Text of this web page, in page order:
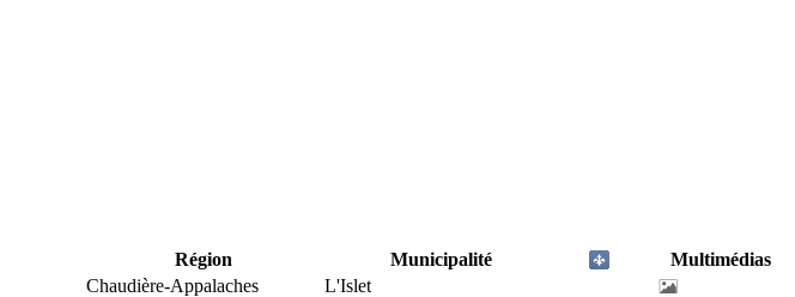
Région Municipalité
Multimédias
Chaudière-Appalaches
L'Islet